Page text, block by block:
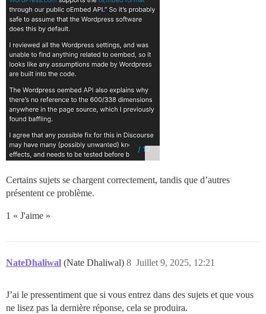
Certains sujets se chargent correctement, tandis que d’autres
présentent ce problème.
1 « J'aime »
NateDhaliwal (Nate Dhaliwal) Juillet 9, 2025, 12:21
8
J’ai le pressentiment que si vous entrez dans des sujets et que vous
ne lisez pas la dernière réponse, cela se produira.